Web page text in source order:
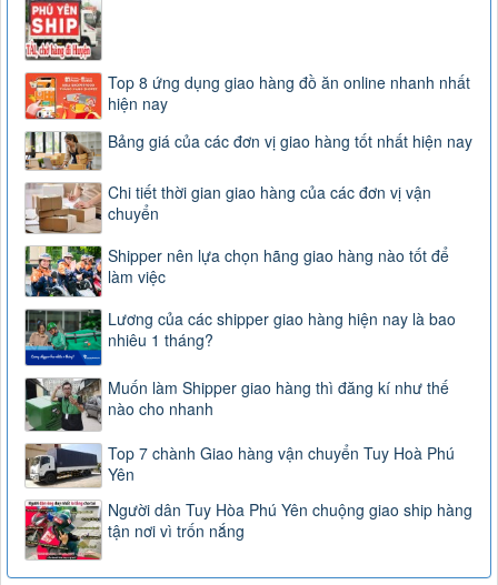
Top 8 ứng dụng giao hàng đồ ăn online nhanh nhất
hiện nay
Bảng giá của các đơn vị giao hàng tốt nhất hiện nay
Chi tiết thời gian giao hàng của các đơn vị vận
chuyển
Shipper nên lựa chọn hãng giao hàng nào tốt để
làm việc
Lương của các shipper giao hàng hiện nay là bao
nhiêu 1 tháng?
Muốn làm Shipper giao hàng thì đăng kí như thế
nào cho nhanh
Top 7 chành Giao hàng vận chuyển Tuy Hoà Phú
Yên
Người dân Tuy Hòa Phú Yên chuộng giao ship hàng
tận nơi vì trốn nắng